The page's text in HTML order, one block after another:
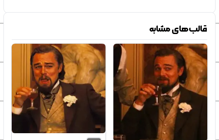
قالب‌های مشابه